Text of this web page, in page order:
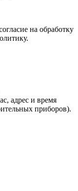
на обработку
адрес и время
приборов).